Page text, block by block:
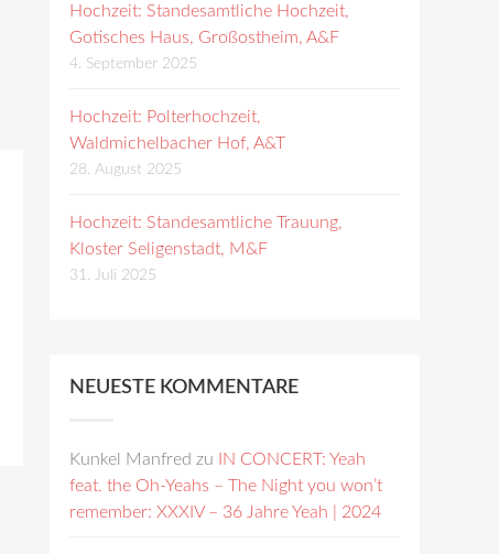
Hochzeit: Standesamtliche Hochzeit,
Gotisches Haus, Großostheim, A&F
4. September 2025
Hochzeit: Polterhochzeit,
Waldmichelbacher Hof, A&T
28. August 2025
Hochzeit: Standesamtliche Trauung,
Kloster Seligenstadt, M&F
31. Juli 2025
NEUESTE KOMMENTARE
Kunkel Manfred zu IN CONCERT: Yeah
feat. the Oh-Yeahs – The Night you won’t
remember: XXXIV – 36 Jahre Yeah | 2024